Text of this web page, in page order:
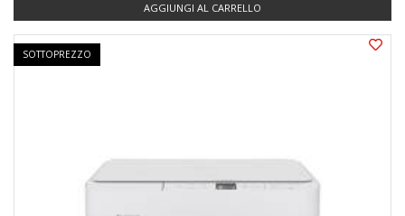
AGGIUNGI AL CARRELLO
SOTTOPREZZO